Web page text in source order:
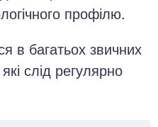
профілю.
в багатьох звичних
слід регулярно